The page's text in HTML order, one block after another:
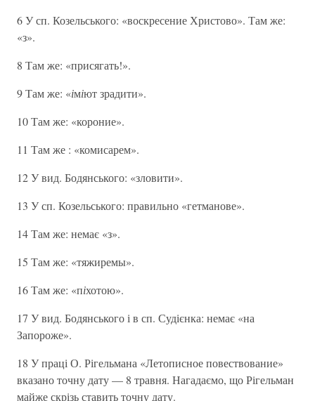
6 У сп. Козельського: «воскресение Христово». Там же:
«з».
8 Там же: «присягать!».
9 Там же: «іміют зрадити».
10 Там же: «короние».
11 Там же : «комисарем».
12 У вид. Бодянського: «зловити».
13 У сп. Козельського: правильно «гетманове».
14 Там же: немає «з».
15 Там же: «тяжиремы».
16 Там же: «піхотою».
17 У вид. Бодянського і в сп. Судієнка: немає «на
Запороже».
18 У праці О. Рігельмана «Летописное повествование»
вказано точну дату — 8 травня. Нагадаємо, що Рігельман
майже скрізь ставить точну дату.